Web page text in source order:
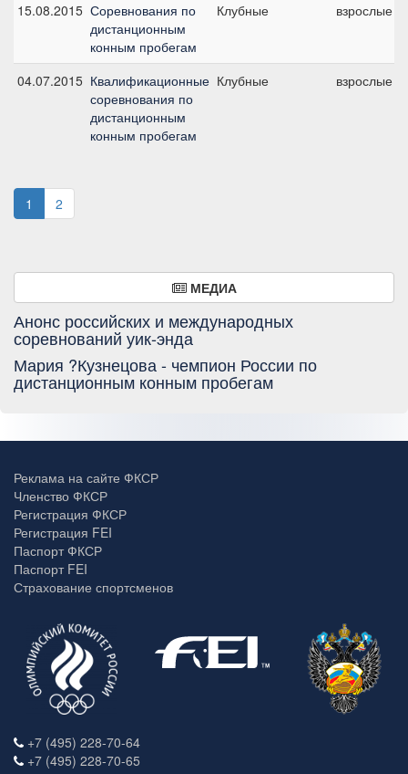
15.08.2015 Соревнования по
дистанционным
конным пробегам
Клубные взрослые
04.07.2015 Квалификационные
соревнования по
дистанционным
конным пробегам
Клубные взрослые
1 2
МЕДИА
Анонс российских и международных
соревнований уик-энда
Мария ?Кузнецова - чемпион России по
дистанционным конным пробегам
Реклама на сайте ФКСР
Членство ФКСР
Регистрация ФКСР
Регистрация FEI
Паспорт ФКСР
Паспорт FEI
Страхование спортсменов
+7 (495) 228-70-64
+7 (495) 228-70-65